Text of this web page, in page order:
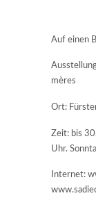
Auf einen
mères
Ort:
Zeit: bis
Uhr.
Internet: